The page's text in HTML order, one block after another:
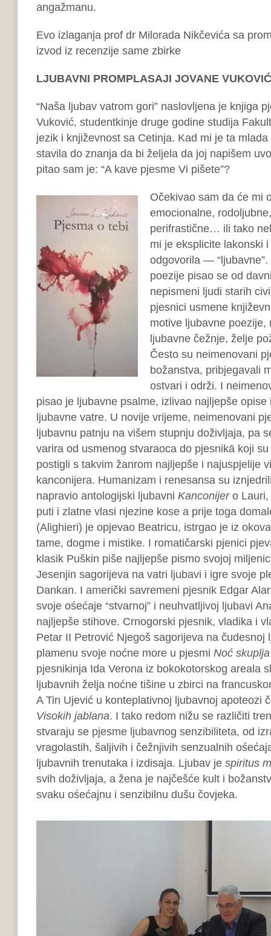
angažmanu.
Evo izlaganja prof dr Milorada Nikčevića sa
izvod iz recenzije same zbirke
LJUBAVNI PROMPLASAJI JOVANE VUKOVIĆ
“Naša ljubav vatrom gori” naslovljena je knjiga
Vuković, studentkinje druge godine studija
jezik i književnost sa Cetinja. Kad mi je ta
stavila do znanja da bi željela da joj napišem
pitao sam je: “A kave pjesme Vi pišete”?
Očekivao sam da će mi
emocionalne,
perifrastične… ili tako
mi je eksplicite lakonski
odgovorila ―
poezije pisao se od
nepismeni ljudi starih
pjesnici usmene
motive ljubavne poezije,
ljubavne čežnje, želje
Često su neimenovani
božanstva, pribjegavali
ostvari i održi. I
pisao je ljubavne psalme, izlivao najljepše opise
ljubavne vatre. U novije vrijeme, neimenovani
ljubavnu patnju na višem stupnju doživljaja, pa
varira od usmenog stvaraoca do pjesnikā koji
postigli s takvim žanrom najljepše i najuspjelije
kanconijera. Humanizam i renesansa su
napravio antologijski ljubavni Kanconijero Lauri,
puti i zlatne vlasi njezine kose a prije toga
(Alighieri) je opjevao Beatricu, istrgao je iz
tame, dogme i mistike. I romatičarski pjenici
klasik Puškin piše najljepše pismo svojoj
Jesenjin sagorijeva na vatri ljubavi i igre svoje
Dankan. I američki savremeni pjesnik Edgar
svoje ośećaje “stvarnoj” i neuhvatljivoj ljubavi
najljepše stihove. Crnogorski pjesnik, vladika i
Petar II Petrović Njegoš sagorijeva na čudesnoj
plamenu svoje noćne more u pjesmi Noć
pjesnikinja Ida Verona iz bokokotorskog areala
ljubavnih želja noćne tišine u zbirci na
A Tin Ujević u konteplativnoj ljubavnoj apoteozi
Visokih jablana. I tako redom nižu se različiti
stvaraju se pjesme ljubavnog senzibiliteta, od
vragolastih, šaljivih i čežnjivih senzualnih
ljubavnih trenutaka i izdisaja. Ljubav je spiritus
svih doživljaja, a žena je najčešće kult i
svaku ośećajnu i senzibilnu dušu čovjeka.